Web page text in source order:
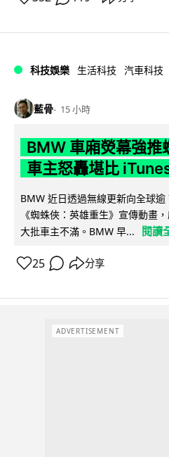
科技娛樂 生活科技 汽車科技
藍骨 15 小時
BMW 車廂熒幕強
車主怒轟堪比
BMW 近日透過無線更新向全球
《蜘蛛俠：英雄重生》宣傳動畫
大批車主不滿。BMW 早...
閱讀
25 分享
ADVERTISEMENT